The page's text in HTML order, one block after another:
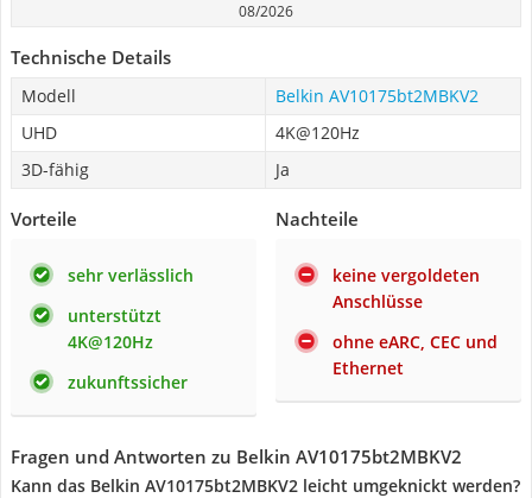
08/2026
Technische Details
Modell
Belkin AV10175bt2MBKV2
UHD
4K@120Hz
3D-fähig
Ja
Vorteile
sehr verlässlich
unterstützt
4K@120Hz
zukunftssicher
Nachteile
keine vergoldeten
Anschlüsse
ohne eARC, CEC und
Ethernet
Fragen und Antworten zu Belkin AV10175bt2MBKV2
Kann das Belkin AV10175bt2MBKV2 leicht umgeknickt werden?